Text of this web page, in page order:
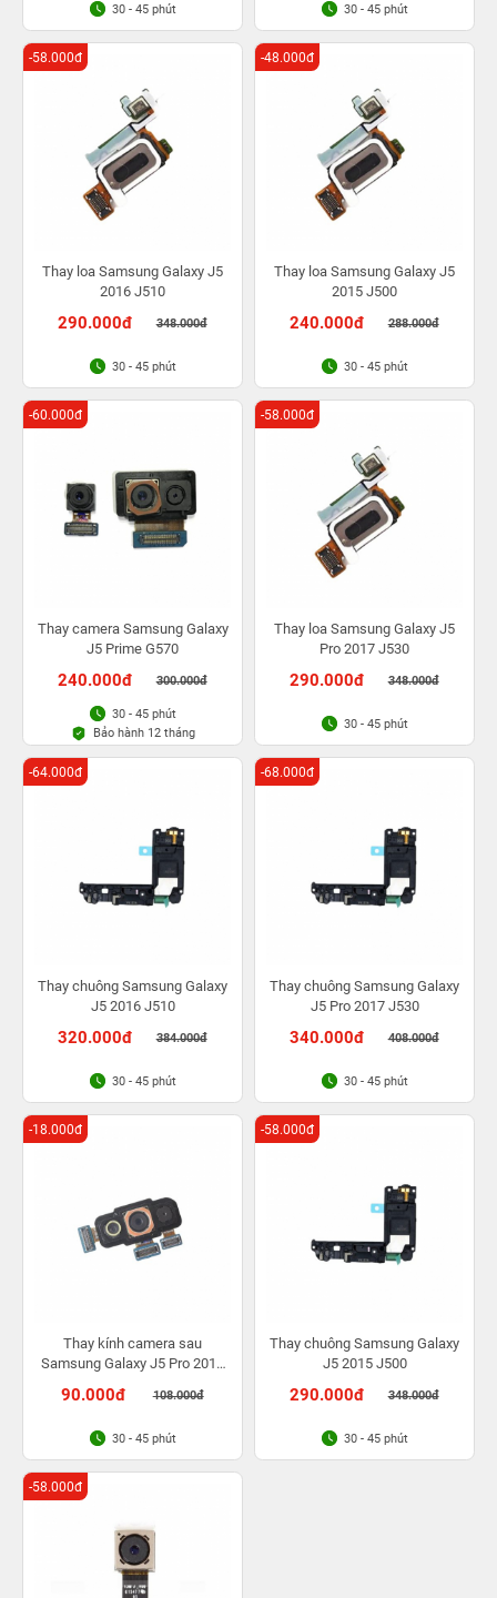
30 - 45 phút 30 - 45 phút
Thay loa Samsung Galaxy J5
2016 J510
290.000đ 348.000đ
-58.000đ
30 - 45 phút
Thay loa Samsung Galaxy J5
2015 J500
240.000đ 288.000đ
-48.000đ
30 - 45 phút
Thay camera Samsung Galaxy
J5 Prime G570
240.000đ 300.000đ
-60.000đ
30 - 45 phút
Bảo hành 12 tháng
Thay loa Samsung Galaxy J5
Pro 2017 J530
290.000đ 348.000đ
-58.000đ
30 - 45 phút
Thay chuông Samsung Galaxy
J5 2016 J510
320.000đ 384.000đ
-64.000đ
30 - 45 phút
Thay chuông Samsung Galaxy
J5 Pro 2017 J530
340.000đ 408.000đ
-68.000đ
30 - 45 phút
Thay kính camera sau
Samsung Galaxy J5 Pro 2017
90.000đ 108.000đ
-18.000đ
30 - 45 phút
Thay chuông Samsung Galaxy
J5 2015 J500
290.000đ 348.000đ
-58.000đ
30 - 45 phút
-58.000đ